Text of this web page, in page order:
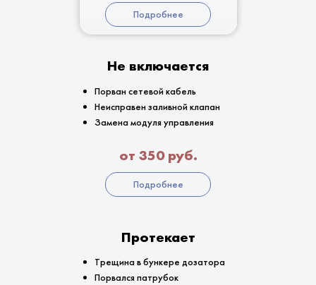
Подробнее
Не включается
Порван сетевой кабель
Неисправен заливной клапан
Замена модуля управления
от 350 руб.
Подробнее
Протекает
Трещина в бункере дозатора
Порвался патрубок